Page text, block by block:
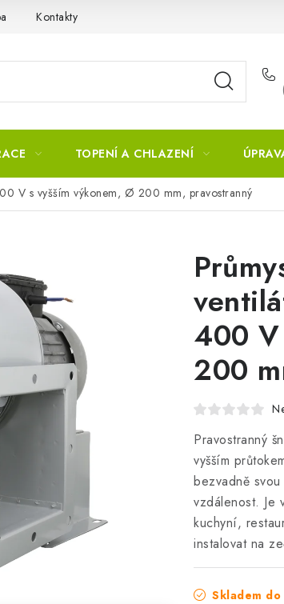
Kontakty
TOPENÍ A CHLAZENÍ
V s vyšším výkonem, Ø 200 mm, pravostranný
400
200
Pravostranný
vyšším
bezvadně
vzdálenost. Je
kuchyní,
instalovat na
Skladem do